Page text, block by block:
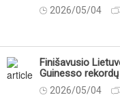
2026/05/04
Finišavusio
Guinesso
2026/05/04